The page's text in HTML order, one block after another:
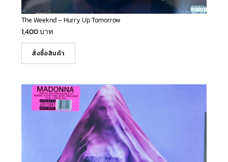
The Weeknd – Hurry Up Tomorrow
1,400บาท
สั่งซื้อสินค้า